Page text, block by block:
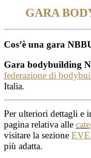
GARA
Cos’è una gara
Gara bodybuilding
federazione di
Italia.
Per ulteriori dettagli e
pagina relativa alle
visitare la sezione
più adatta.